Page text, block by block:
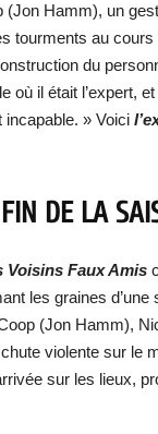
(Jon Hamm), un
tourments au
du
où il était l’expert,
» Voici
DE LA
Voisins Faux Amis
les graines
(Jon Hamm),
violente sur le
sur les lieux,